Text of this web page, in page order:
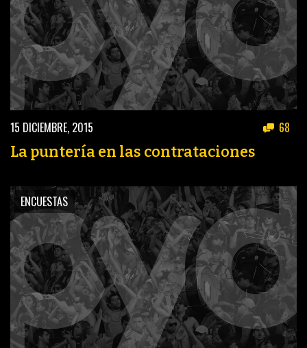
15 DICIEMBRE, 2015 68
La puntería en las contrataciones
ENCUESTAS